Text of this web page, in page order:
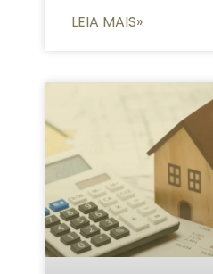
LEIA MAIS»